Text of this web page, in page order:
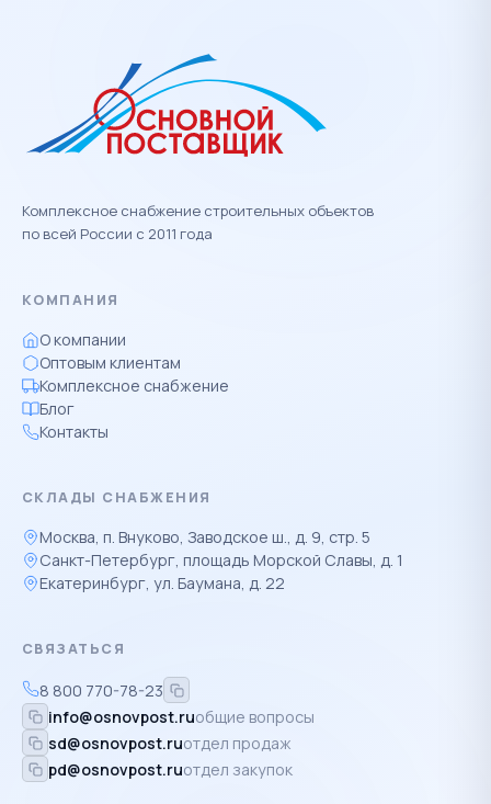
Комплексное снабжение строительных объектов
по всей России с 2011 года
КОМПАНИЯ
О компании
Оптовым клиентам
Комплексное снабжение
Блог
Контакты
СКЛАДЫ СНАБЖЕНИЯ
Москва, п. Внуково, Заводское ш., д. 9, стр. 5
Санкт-Петербург, площадь Морской Славы, д. 1
Екатеринбург, ул. Баумана, д. 22
СВЯЗАТЬСЯ
8 800 770-78-23
info@osnovpost.ruобщие вопросы
sd@osnovpost.ruотдел продаж
pd@osnovpost.ruотдел закупок